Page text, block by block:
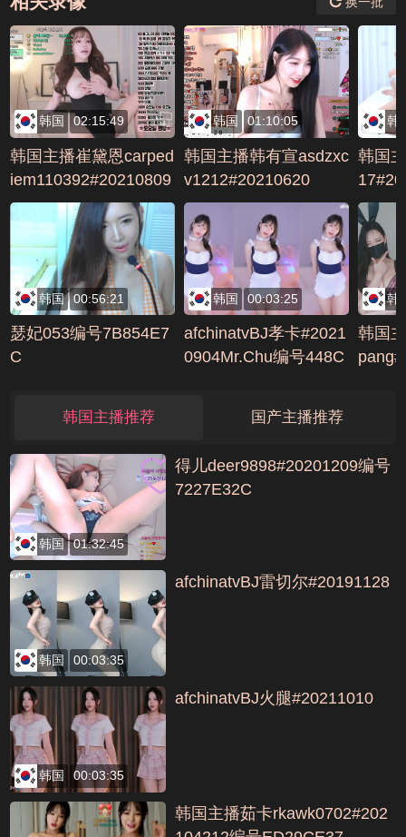
韩国 02:15:49
韩国主播崔黛恩carped
iem110392#20210809
编号1DF4CEFB
韩国 01:10:05
韩国主播韩有宣asdzxc
v1212#20210620
韩
韩国
韩国 00:56:21
瑟妃053编号7B854E7
C
韩国 00:03:25
afchinatvBJ孝卡#2021
0904Mr.Chu编号448C
韩
韩国
韩国主播推荐 国产主播推荐
韩国 01:32:45
得儿deer9898#20201209编号
7227E32C
韩国 00:03:35
afchinatvBJ雷切尔#20191128
韩国 00:03:35
afchinatvBJ火腿#20211010
韩国主播茹卡rkawk0702#202